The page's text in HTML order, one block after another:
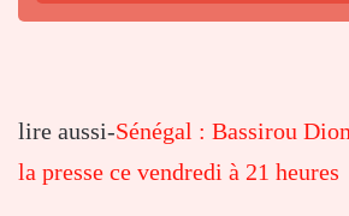
lire aussi-Sénégal : Bassirou
la presse ce vendredi à 21 heures